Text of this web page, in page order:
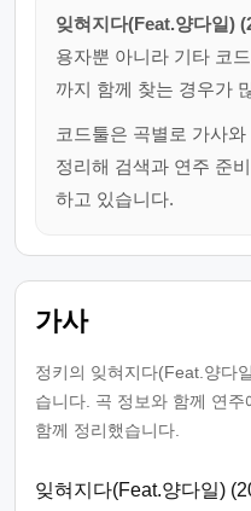
잊혀지다(Feat.양다일)
용자뿐 아니라 기타 코
까지 함께 찾는 경우가
코드툴은 곡별로 가사
정리해 검색과 연주 준
하고 있습니다.
가사
정키의 잊혀지다(Feat.양다
습니다. 곡 정보와 함께 연
함께 정리했습니다.
잊혀지다(Feat.양다일)